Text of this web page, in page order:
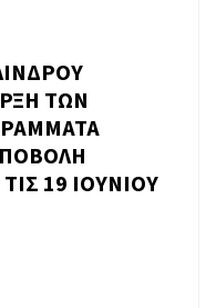
ΤΩΝ
19 ΙΟΥΝΙΟΥ